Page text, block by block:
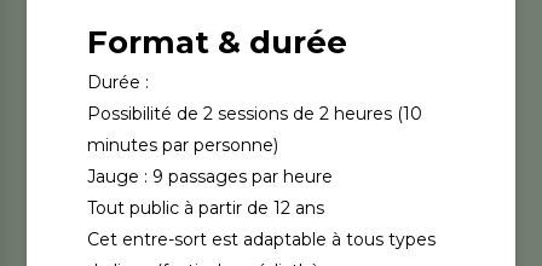
Format & durée
Durée :
Possibilité de 2 sessions de 2 heures (10
minutes par personne)
Jauge : 9 passages par heure
Tout public à partir de 12 ans
Cet entre-sort est adaptable à tous types